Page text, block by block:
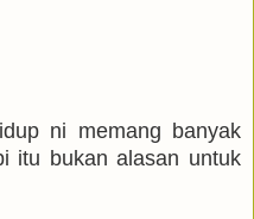
ni memang banyak
itu bukan alasan untuk